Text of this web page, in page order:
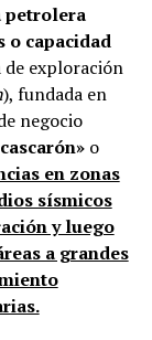
petrolera
o capacidad
exploración
), fundada en
negocio
o
en zonas
sísmicos
y luego
a grandes